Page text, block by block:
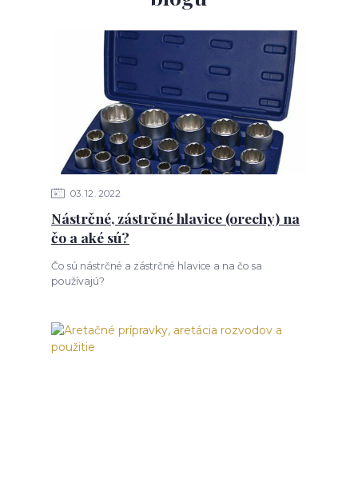
03 12 2022
Nástrčné, zástrčné hlavice (orechy) na
čo a aké sú?
Čo sú nástrčné a zástrčné hlavice a na čo sa
používajú?